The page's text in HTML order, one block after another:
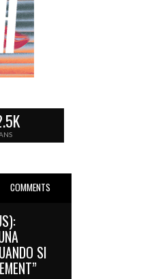
COMMENTS
SI